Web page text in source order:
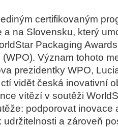
certifikovaným
a na Slovensku, který
Packaging
Význam tohoto
prezidentky WPO,
vidět česká inovativní
vítězí v soutěži
podporovat inovace
udržitelnosti a zároveň